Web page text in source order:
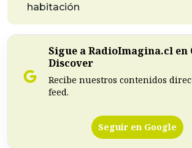
habitación
Sigue a RadioImagina.cl en
Discover
Recibe nuestros contenidos
feed.
Seguir en Google